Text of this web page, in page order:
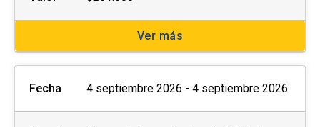
Ver más
Fecha 4 septiembre 2026 - 4 septiembre 2026